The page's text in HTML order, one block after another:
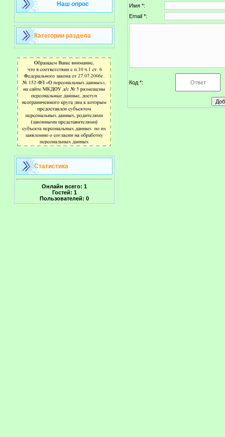
Наш опрос
Категории раздела
Статистика
Онлайн всего: 1
Гостей: 1
Пользователей: 0
Имя *:
Email *:
Код *: